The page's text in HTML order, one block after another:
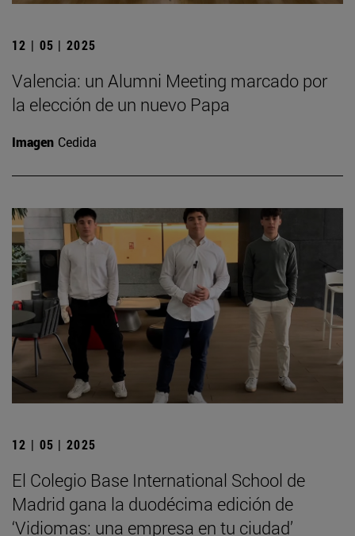
12 | 05 | 2025
Valencia: un Alumni Meeting marcado por
la elección de un nuevo Papa
Imagen Cedida
12 | 05 | 2025
El Colegio Base International School de
Madrid gana la duodécima edición de
‘Vidiomas: una empresa en tu ciudad’